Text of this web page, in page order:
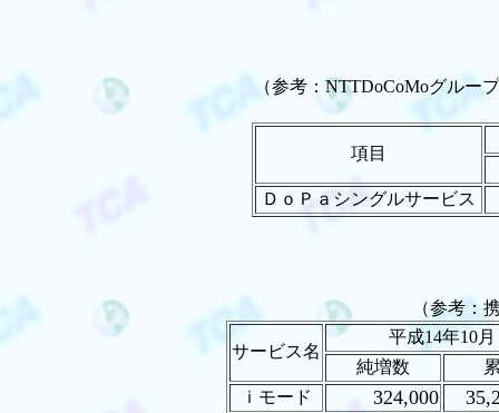
（参考：NTTDoCoMoグルー
項目
ＤｏＰａシングルサービス
（参考：
サービス名
平成14年10月
純増数
ｉモード
324,000